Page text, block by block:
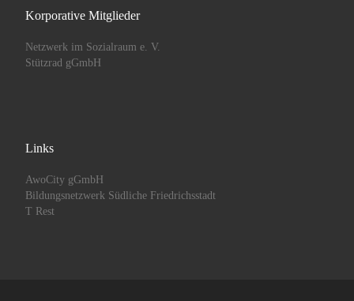
Korporative Mitglieder
Netzwerk im Sozialraum e. V.
Stützrad gGmbH
Links
AwoCity gGmbH
Bildungsnetzwerk Südliche Friedrichsstadt
T Rest